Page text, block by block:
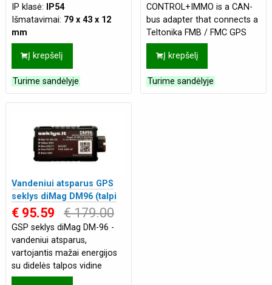
IP klasė:
IP54
Išmatavimai: 79 x 43 x 12
mm
Maitinimas:Vidinis 170 mAh
Back-up,Išorinis 10-30
VDC
Paskirtis:Automobiliams
Motociklams
Į krepšelį
Turime sandėlyje
CONTROL+IMMO is a CAN-
bus adapter that connects a
Teltonika FMB / FMC GPS
tracker to a vehicle's CAN
bus, letting the tracker
**both read CAN telemetry
and send control comma
Į krepšelį
Turime sandėlyje
Vandeniui atsparus GPS
seklys diMag DM96 (talpi
vidinė baterija)
€ 95.59 € 179.00
GSP seklys diMag DM-96 -
vandeniui atsparus,
vartojantis mažai energijos
su didelės talpos vidine
baterija! Veikimas iki 30